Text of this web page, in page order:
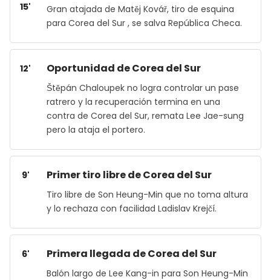
15'
Gran atajada de Matěj Kovář, tiro de esquina
para Corea del Sur , se salva República Checa.
12' Oportunidad de Corea del Sur
Štěpán Chaloupek no logra controlar un pase
ratrero y la recuperación termina en una
contra de Corea del Sur, remata Lee Jae-sung
pero la ataja el portero.
9' Primer tiro libre de Corea del Sur
Tiro libre de Son Heung-Min que no toma altura
y lo rechaza con facilidad Ladislav Krejčí.
6' Primera llegada de Corea del Sur
Balón largo de Lee Kang-in para Son Heung-Min